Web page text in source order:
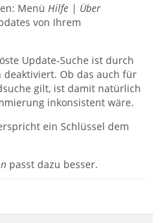
Menü Hilfe | Über
von Ihrem
Update-Suche ist durch
deaktiviert. Ob das auch für
gilt, ist damit natürlich
inkonsistent wäre.
ein Schlüssel dem
passt dazu besser.